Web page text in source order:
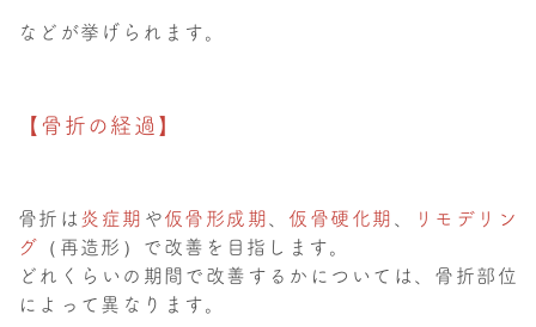
などが挙げられます。
【骨折の経過】
骨折は 炎症期 や仮骨形成期、 仮骨硬化期、
リモデリン
グ （再造形）で改善を目指します。
どれくらいの期間で改善するかについては、骨折部位
によって異なります。